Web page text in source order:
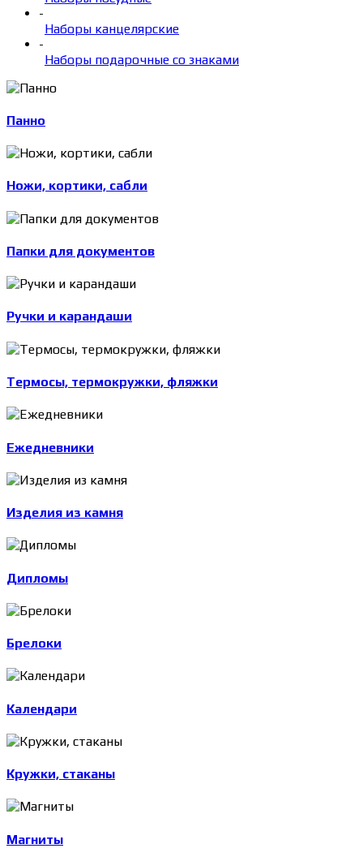
-
Наборы канцелярские
-
Наборы подарочные со знаками
Панно
Ножи, кортики, сабли
Папки для документов
Ручки и карандаши
Термосы, термокружки, фляжки
Ежедневники
Изделия из камня
Дипломы
Брелоки
Календари
Кружки, стаканы
Магниты